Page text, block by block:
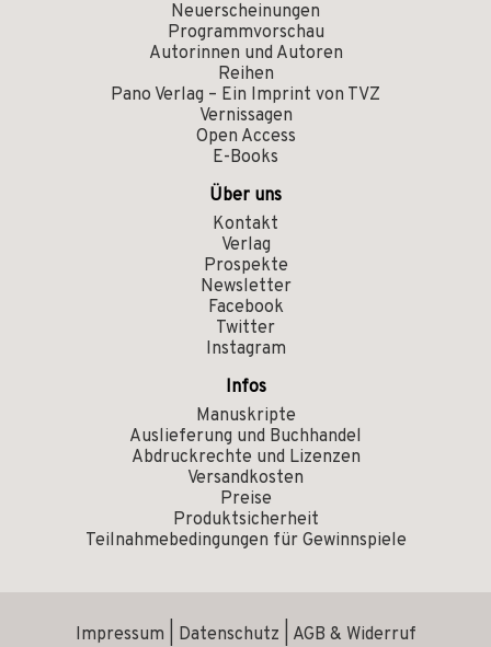
Neuerscheinungen
Programmvorschau
Autorinnen und Autoren
Reihen
Pano Verlag – Ein Imprint von TVZ
Vernissagen
Open Access
E-Books
Über uns
Kontakt
Verlag
Prospekte
Newsletter
Facebook
Twitter
Instagram
Infos
Manuskripte
Auslieferung und Buchhandel
Abdruckrechte und Lizenzen
Versandkosten
Preise
Produktsicherheit
Teilnahmebedingungen für Gewinnspiele
Impressum Datenschutz AGB & Widerruf